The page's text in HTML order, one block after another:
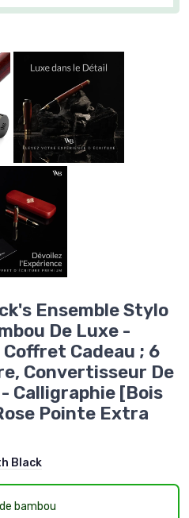
Ensemble Stylo
De Luxe -
Cadeau ; 6
Convertisseur De
Calligraphie [Bois
Pointe Extra
Black
bambou